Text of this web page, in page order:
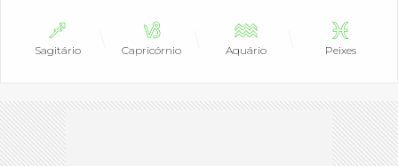
Sagitário Capricórnio Aquário Peixes